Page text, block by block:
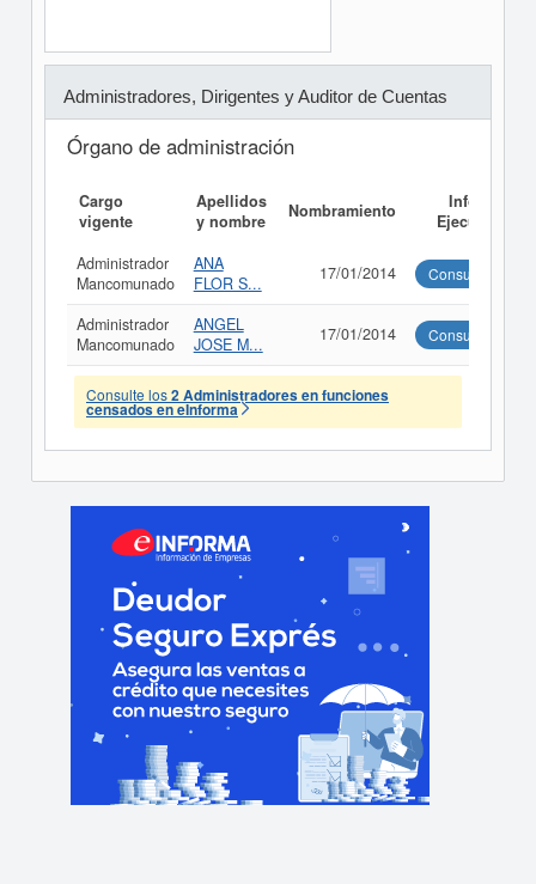
Administradores, Dirigentes y Auditor de Cuentas
Órgano de administración
Cargo
vigente
Apellidos
y nombre
Nombramiento
Informe
Ejecutivo
Administrador
Mancomunado
ANA
FLOR S...
17/01/2014 Consultar
Administrador
Mancomunado
ANGEL
JOSE M...
17/01/2014 Consultar
Consulte los2 Administradores en funciones
censados en eInforma